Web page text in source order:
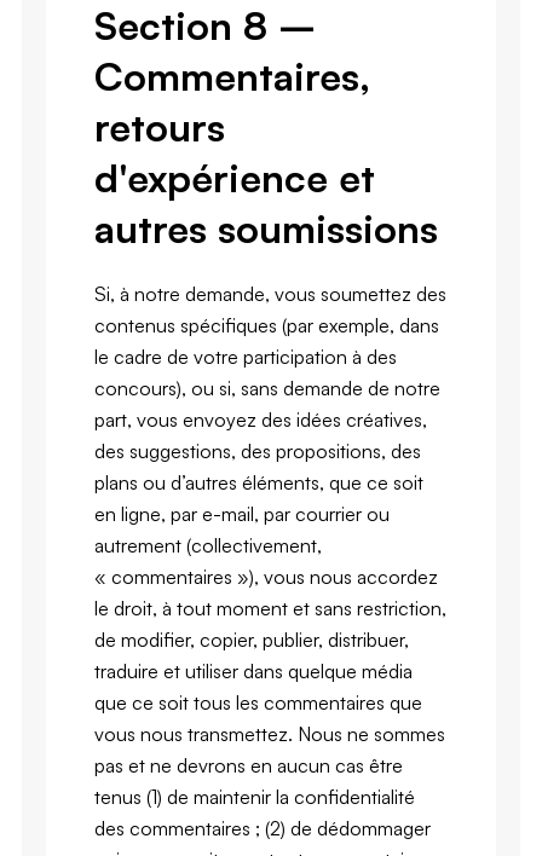
Section 8 –
Commentaires,
retours
d'expérience et
autres soumissions
Si, à notre demande, vous soumettez des
contenus spécifiques (par exemple, dans
le cadre de votre participation à des
concours), ou si, sans demande de notre
part, vous envoyez des idées créatives,
des suggestions, des propositions, des
plans ou d’autres éléments, que ce soit
en ligne, par e-mail, par courrier ou
autrement (collectivement,
« commentaires »), vous nous accordez
le droit, à tout moment et sans restriction,
de modifier, copier, publier, distribuer,
traduire et utiliser dans quelque média
que ce soit tous les commentaires que
vous nous transmettez. Nous ne sommes
pas et ne devrons en aucun cas être
tenus (1) de maintenir la confidentialité
des commentaires ; (2) de dédommager